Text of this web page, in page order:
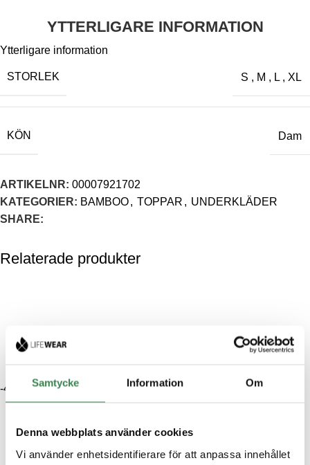
Samtycke Information Om
Denna webbplats använder cookies
Vi använder enhetsidentifierare för att anpassa innehållet
YTTERLIGARE INFORMATION
Ytterligare information
STORLEK S , M , L , XL
KÖN Dam
ARTIKELNR: 00007921702
KATEGORIER: BAMBOO, TOPPAR , UNDERKLÄDER
SHARE:
Relaterade produkter
-40%